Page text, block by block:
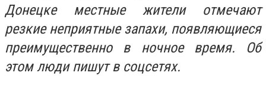
Донецке местные жители отмечают
резкие неприятные запахи, появляющиеся
преимущественно в ночное время. Об
этом люди пишут в соцсетях.